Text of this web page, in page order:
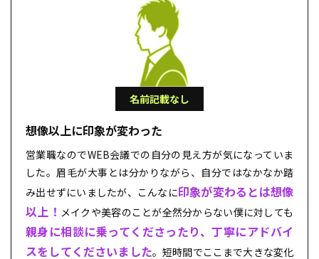
名前記載なし
想像以上に印象が変わった
営業職なのでWEB会議での自分の見え方が気になっていま
した。眉毛が大事とは分かりながら、自分ではなかなか踏
み出せずにいましたが、こんなに印象が変わるとは想像
以上！ メイクや美容のことが全然分からない僕に対しても
親身に相談に乗ってくださったり、丁寧にアドバイ
スをしてくださいました。短時間でここまで大きな変化